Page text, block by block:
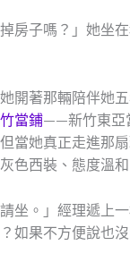
掉房子嗎？」她坐
開著那輛陪伴她
當鋪——新竹東亞
當她真正走進那
色西裝、態度溫
請坐。」經理遞上
如果不方便說也